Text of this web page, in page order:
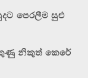
පෙරලීම සුළු
නිකුත් කෙරේ